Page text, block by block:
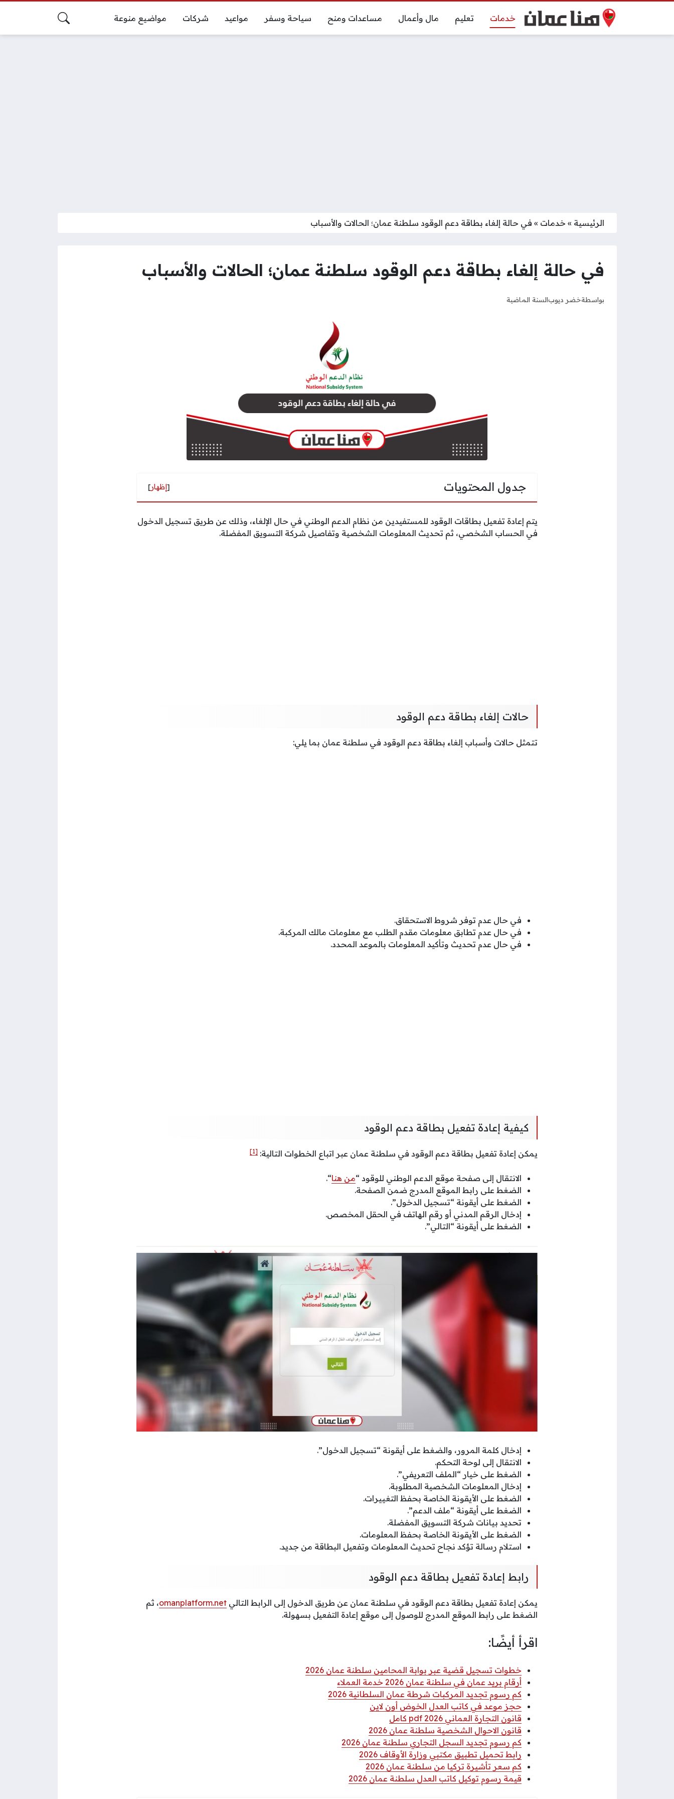
خدمات تعليم مال وأعمال مساعدات ومنح سياحة وسفر مواعيد شركات مواضيع منوعة
الرئيسية » خدمات » في حالة إلغاء بطاقة دعم الوقود سلطنة عمان؛ الحالات والأسباب
في حالة إلغاء بطاقة دعم الوقود سلطنة عمان؛ الحالات والأسباب
بواسطةخضر ديوبالسنة الماضية
جدول المحتويات [إظهار]
يتم إعادة تفعيل بطاقات الوقود للمستفيدين من نظام الدعم الوطني في حال الإلغاء، وذلك عن طريق تسجيل الدخول
في الحساب الشخصي، ثم تحديث المعلومات الشخصية وتفاصيل شركة التسويق المفضلة.
حالات إلغاء بطاقة دعم الوقود
تتمثل حالات وأسباب إلغاء بطاقة دعم الوقود في سلطنة عمان بما يلي:
في حال عدم توفر شروط الاستحقاق.
في حال عدم تطابق معلومات مقدم الطلب مع معلومات مالك المركبة.
في حال عدم تحديث وتأكيد المعلومات بالموعد المحدد.
كيفية إعادة تفعيل بطاقة دعم الوقود
يمكن إعادة تفعيل بطاقة دعم الوقود في سلطنة عمان عبر اتباع الخطوات التالية: [1]
الانتقال إلى صفحة موقع الدعم الوطني للوقود “من هنا“.
الضغط على رابط الموقع المدرج ضمن الصفحة.
الضغط على أيقونة “تسجيل الدخول”.
إدخال الرقم المدني أو رقم الهاتف في الحقل المخصص.
الضغط على أيقونة “التالي”.
إدخال كلمة المرور، والضغط على أيقونة “تسجيل الدخول”.
الانتقال إلى لوحة التحكم.
الضغط على خيار “الملف التعريفي”.
إدخال المعلومات الشخصية المطلوبة.
الضغط على الأيقونة الخاصة بحفظ التغييرات.
الضغط على أيقونة “ملف الدعم”.
تحديد بيانات شركة التسويق المفضلة.
الضغط على الأيقونة الخاصة بحفظ المعلومات.
استلام رسالة تؤكد نجاح تحديث المعلومات وتفعيل البطاقة من جديد.
رابط إعادة تفعيل بطاقة دعم الوقود
يمكن إعادة تفعيل بطاقة دعم الوقود في سلطنة عمان عن طريق الدخول إلى الرابط التالي omanplatform.net، ثم
الضغط على رابط الموقع المدرج للوصول إلى موقع إعادة التفعيل بسهولة.
اقرأ أيضًا:
خطوات تسجيل قضية عبر بوابة المحامين سلطنة عمان 2026
أرقام بريد عمان في سلطنة عمان 2026 خدمة العملاء
كم رسوم تجديد المركبات شرطة عمان السلطانية 2026
حجز موعد في كاتب العدل الخوض أون لاين
قانون التجارة العماني 2026 pdf كامل
قانون الاحوال الشخصية سلطنة عمان 2026
كم رسوم تجديد السجل التجاري سلطنة عمان 2026
رابط تحميل تطبيق مكتبي وزارة الأوقاف 2026
كم سعر تأشيرة تركيا من سلطنة عمان 2026
قيمة رسوم توكيل كاتب العدل سلطنة عمان 2026